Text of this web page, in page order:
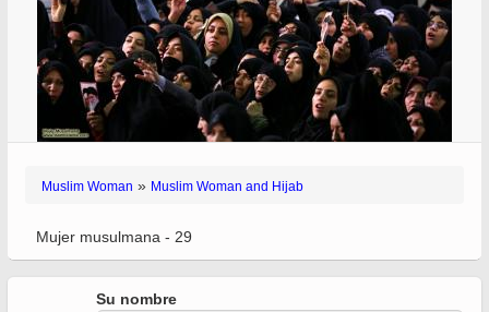
Muslim Woman » Muslim Woman and Hijab
Mujer musulmana - 29
Su nombre